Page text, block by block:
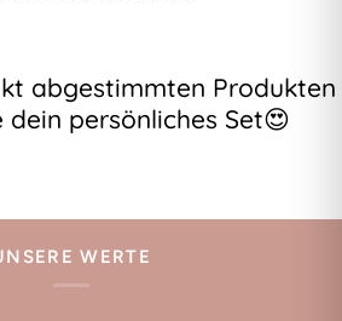
abgestimmten Produkten
persönliches Set😍
WERTE